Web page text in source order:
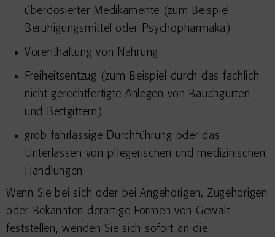
überdosierter Medikamente (zum Beispiel
Beruhigungsmittel oder Psychopharmaka)
Vorenthaltung von Nahrung
Freiheitsentzug (zum Beispiel durch das fachlich
nicht gerechtfertigte Anlegen von Bauchgurten
und Bettgittern)
grob fahrlässige Durchführung oder das
Unterlassen von pflegerischen und medizinischen
Handlungen
Wenn Sie bei sich oder bei Angehörigen, Zugehörigen
oder Bekannten derartige Formen von Gewalt
feststellen, wenden Sie sich sofort an die